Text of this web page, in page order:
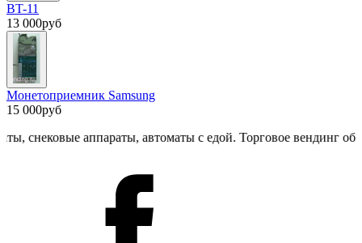
BT-11
13 000руб
Монетоприемник Samsung
15 000руб
аппараты, автоматы с едой. Торговое вендинг